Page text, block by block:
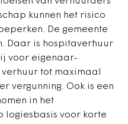
kunnen het risico
De gemeente
Daar is hospitaverhuur
voor eigenaar-
tot maximaal
vergunning. Ook is een
in het
logiesbasis voor korte